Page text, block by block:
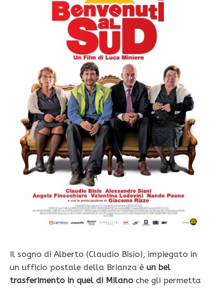
Il sogno di Alberto (Claudio Bisio), impiegato in
un ufficio postale della Brianza è un bel
trasferimento in quel di Milano che gli permetta